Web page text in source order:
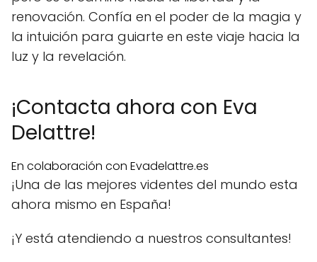
renovación. Confía en el poder de la magia y
la intuición para guiarte en este viaje hacia la
luz y la revelación.
¡Contacta ahora con Eva
Delattre!
En colaboración con Evadelattre.es
¡Una de las mejores videntes del mundo esta
ahora mismo en España!
¡Y está atendiendo a nuestros consultantes!